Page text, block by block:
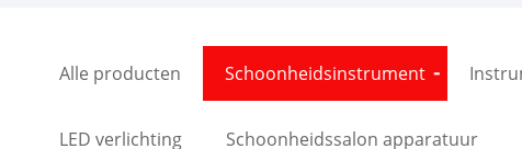
Alle producten Schoonheidsinstrument
LED verlichting Schoonheidssalon apparatuur